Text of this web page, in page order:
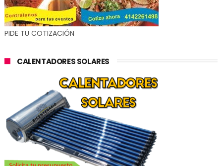
PIDE TU COTIZACIÓN
CALENTADORES SOLARES